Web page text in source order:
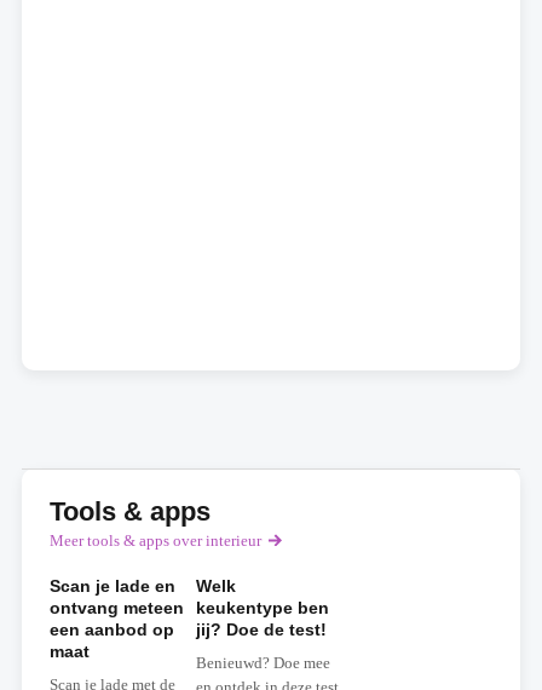
Tools & apps
Meer tools & apps over interieur
Scan je lade en
ontvang meteen
een aanbod op
maat
Scan je lade met de
Welk
keukentype ben
jij? Doe de test!
Benieuwd? Doe mee